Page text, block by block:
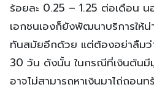
ร้อยละ 0.25 – 1.25 ต่อเดือน น
เอกชนเองก็ยังพัฒนาบริการให้
ทันสมัยอีกด้วย แต่ต้องอย่าลืมว่
30 วัน ดังนั้น ในกรณีที่เงินต้น
อาจไม่สามารถหาเงินมาไถ่ถอนท